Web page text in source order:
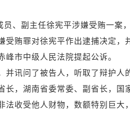
、副主任徐宪平涉嫌受贿一案
受贿罪对徐宪平作出逮捕决定，
市中级人民法院提起公诉。
讯问了被告人，听取了辩护人
长，湖南省委常委、副省长，国
法收受他人财物，数额特别巨大